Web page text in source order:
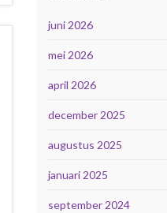
juni 2026
mei 2026
april 2026
december 2025
augustus 2025
januari 2025
september 2024